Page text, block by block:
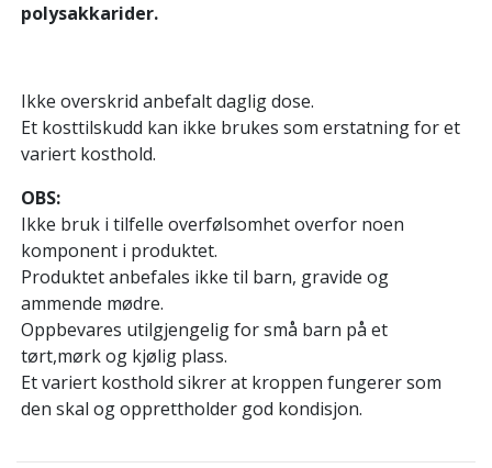
polysakkarider.
Ikke overskrid anbefalt daglig dose.
Et kosttilskudd kan ikke brukes som erstatning for et
variert kosthold.
OBS:
Ikke bruk i tilfelle overfølsomhet overfor noen
komponent i produktet.
Produktet anbefales ikke til barn, gravide og
ammende mødre.
Oppbevares utilgjengelig for små barn på et
tørt,mørk og kjølig plass.
Et variert kosthold sikrer at kroppen fungerer som
den skal og opprettholder god kondisjon.